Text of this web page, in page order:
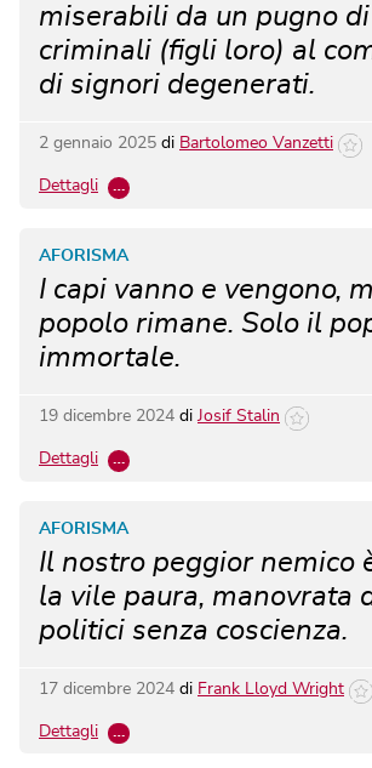
miserabili da un pugno di
criminali (figli loro) al
di signori degenerati.
2 gennaio 2025 di Bartolomeo Vanzetti
Dettagli …
I capi vanno e vengono,
popolo rimane. Solo il
immortale.
AFORISMA
19 dicembre 2024 di Josif Stalin
Dettagli …
Il nostro peggior nemico
la vile paura, manovrata
politici senza coscienza.
AFORISMA
17 dicembre 2024 di Frank Lloyd Wright
Dettagli …